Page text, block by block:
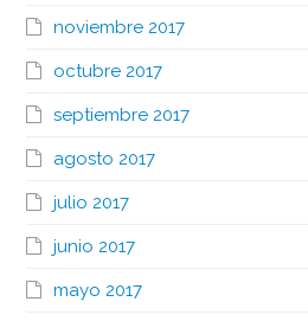
noviembre 2017
octubre 2017
septiembre 2017
agosto 2017
julio 2017
junio 2017
mayo 2017